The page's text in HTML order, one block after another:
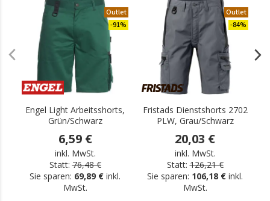
Outlet
-91%
Engel Light Arbeitsshorts,
Grün/Schwarz
6,59 €
inkl. MwSt.
Statt: 76,48 €
Sie sparen: 69,89 € inkl.
MwSt.
Outlet
-84%
Fristads Dienstshorts 2702
PLW, Grau/Schwarz
20,03 €
inkl. MwSt.
Statt: 126,21 €
Sie sparen: 106,18 € inkl.
MwSt.